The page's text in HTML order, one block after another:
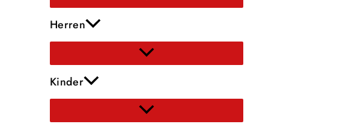
Herren
Kinder